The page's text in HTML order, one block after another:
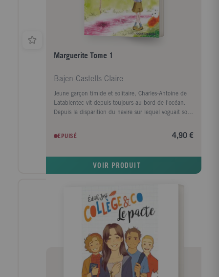
Marguerite Tome 1
Bajen-Castells Claire
Jeune garçon timide et solitaire, Charles-Antoine de
Latablentec vit depuis toujours au bord de l'océan.
Depuis la disparition du navire sur lequel voguait son
d'une autre vie. Le jour de ses 10 ans, il fait un voeu
qui va tout bouleverser et découvrir que parfois, il est
de glisser sur une algue sournoise. La chance peut
Propulsé dans un monde de magie, de bienveillance
et d'humour, il va rencontrer des êtres hauts en
couleur et s'ouvrir à la vie grâce à un miracle nommé
Marguerite ! Ce roman s'adresse aux jeunes, leur
parle d'eux, de leurs émotions, parfois cachées,
souvent gênantes.
EPUISÉ 4,90 €
VOIR PRODUIT